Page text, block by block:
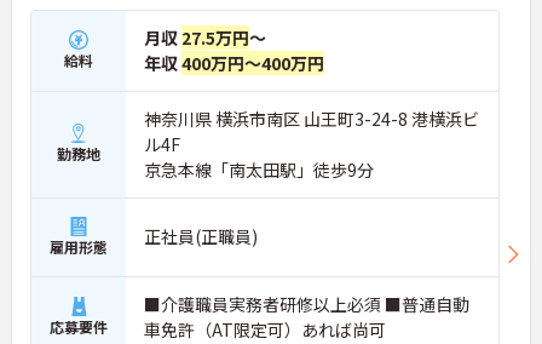
給料
月収 27.5万円～
年収400万円～400万円
勤務地
神奈川県 横浜市南区 山王町3-24-8 港横浜ビ
ル4F
京急本線「南太田駅」徒歩9分
雇用形態 正社員(正職員)
応募要件
■介護職員実務者研修以上必須 ■普通自動
車免許（AT限定可）あれば尚可